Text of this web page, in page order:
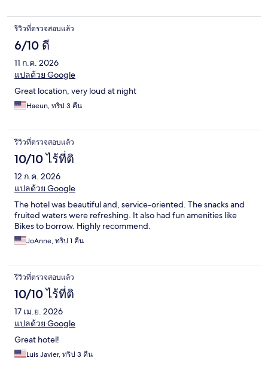
รีวิวที่ตรวจสอบแล้ว
6/10 ดี
11 ก.ค. 2026
แปลด้วย Google
Great location, very loud at night
Haeun, ทริป 3 คืน
รีวิวที่ตรวจสอบแล้ว
10/10 ไร้ที่ติ
12 ก.ค. 2026
แปลด้วย Google
The hotel was beautiful and, service-oriented. The snacks and
fruited waters were refreshing. It also had fun amenities like
Bikes to borrow. Highly recommend.
JoAnne, ทริป 1 คืน
รีวิวที่ตรวจสอบแล้ว
10/10 ไร้ที่ติ
17 เม.ย. 2026
แปลด้วย Google
Great hotel!
Luis Javier, ทริป 3 คืน